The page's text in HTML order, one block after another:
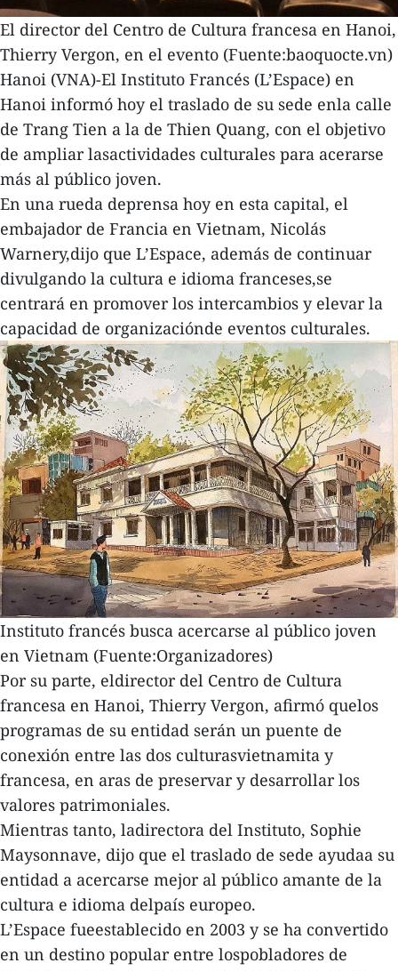
El director del Centro de Cultura francesa en Hanoi,
Thierry Vergon, en el evento (Fuente:baoquocte.vn)
Hanoi (VNA)-El Instituto Francés (L’Espace) en
Hanoi informó hoy el traslado de su sede enla calle
de Trang Tien a la de Thien Quang, con el objetivo
de ampliar lasactividades culturales para acerarse
más al público joven.
En una rueda deprensa hoy en esta capital, el
embajador de Francia en Vietnam, Nicolás
Warnery,dijo que L’Espace, además de continuar
divulgando la cultura e idioma franceses,se
centrará en promover los intercambios y elevar la
capacidad de organizaciónde eventos culturales.
Instituto francés busca acercarse al público joven
en Vietnam (Fuente:Organizadores)
Por su parte, eldirector del Centro de Cultura
francesa en Hanoi, Thierry Vergon, afirmó quelos
programas de su entidad serán un puente de
conexión entre las dos culturasvietnamita y
francesa, en aras de preservar y desarrollar los
valores patrimoniales.
Mientras tanto, ladirectora del Instituto, Sophie
Maysonnave, dijo que el traslado de sede ayudaa su
entidad a acercarse mejor al público amante de la
cultura e idioma delpaís europeo.
L’Espace fueestablecido en 2003 y se ha convertido
en un destino popular entre lospobladores de